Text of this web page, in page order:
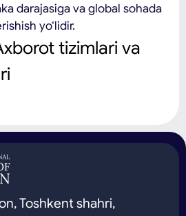
darajasiga va global sohada
yo‘lidir.
tizimlari va
yo‘nalishi
dastur bozor talablariga mos
va ko‘nikmalarni egallashni
Biz Toshkent shahridagi
kirishni xohlovchilarga
fanlar va kasb
kirish imkonini beruvchi
Toshkent shahri,